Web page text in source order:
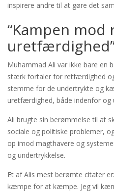
inspirere andre til at gøre det
“Kampen mod
Muhammad Ali var ikke bare en
stærk fortaler for retfærdighed
stemme for de undertrykte og
uretfærdighed, både indenfor og
Ali brugte sin berømmelse til at
sociale og politiske problemer,
op imod magthavere og
og undertrykkelse.
Et af Alis mest berømte citater
kæmpe for at kæmpe. Jeg vil